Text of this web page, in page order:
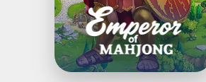
도
시
를
복
원